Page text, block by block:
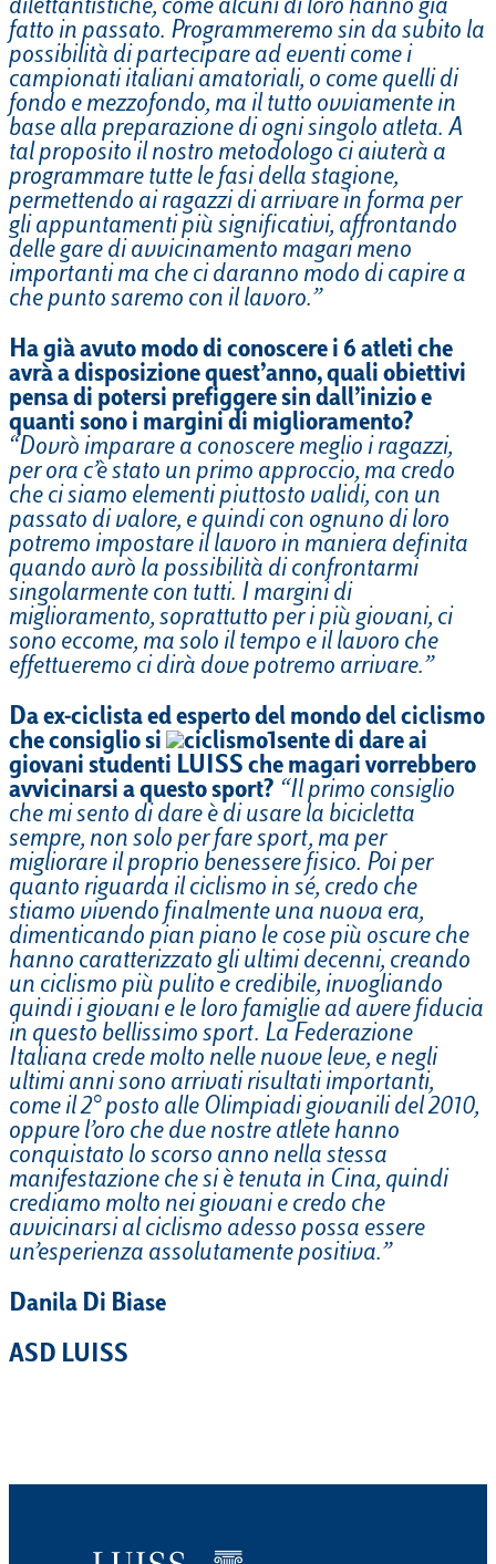
dilettantistiche, come alcuni di loro hanno già
fatto in passato. Programmeremo sin da subito la
possibilità di partecipare ad eventi come i
campionati italiani amatoriali, o come quelli di
fondo e mezzofondo, ma il tutto ovviamente in
base alla preparazione di ogni singolo atleta. A
tal proposito il nostro metodologo ci aiuterà a
programmare tutte le fasi della stagione,
permettendo ai ragazzi di arrivare in forma per
gli appuntamenti più significativi, affrontando
delle gare di avvicinamento magari meno
importanti ma che ci daranno modo di capire a
che punto saremo con il lavoro.”
Ha già avuto modo di conoscere i 6 atleti che
avrà a disposizione quest’anno, quali obiettivi
pensa di potersi prefiggere sin dall’inizio e
quanti sono i margini di miglioramento?
“Dovrò imparare a conoscere meglio i ragazzi,
per ora c’è stato un primo approccio, ma credo
che ci siamo elementi piuttosto validi, con un
passato di valore, e quindi con ognuno di loro
potremo impostare il lavoro in maniera definita
quando avrò la possibilità di confrontarmi
singolarmente con tutti. I margini di
miglioramento, soprattutto per i più giovani, ci
sono eccome, ma solo il tempo e il lavoro che
effettueremo ci dirà dove potremo arrivare.”
Da ex-ciclista ed esperto del mondo del ciclismo
che consiglio si
sente di dare ai
giovani studenti LUISS che magari vorrebbero
avvicinarsi a questo sport? “Il primo consiglio
che mi sento di dare è di usare la bicicletta
sempre, non solo per fare sport, ma per
migliorare il proprio benessere fisico. Poi per
quanto riguarda il ciclismo in sé, credo che
stiamo vivendo finalmente una nuova era,
dimenticando pian piano le cose più oscure che
hanno caratterizzato gli ultimi decenni, creando
un ciclismo più pulito e credibile, invogliando
quindi i giovani e le loro famiglie ad avere fiducia
in questo bellissimo sport. La Federazione
Italiana crede molto nelle nuove leve, e negli
ultimi anni sono arrivati risultati importanti,
come il 2° posto alle Olimpiadi giovanili del 2010,
oppure l’oro che due nostre atlete hanno
conquistato lo scorso anno nella stessa
manifestazione che si è tenuta in Cina, quindi
crediamo molto nei giovani e credo che
avvicinarsi al ciclismo adesso possa essere
un’esperienza assolutamente positiva.”
Danila Di Biase
ASD LUISS